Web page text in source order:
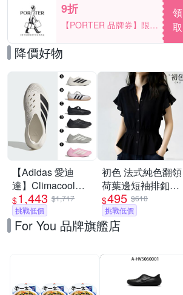
9折
【PORTER 品牌券】限時
領
取
降價好物
【Adidas 愛迪
達】Climacool科
技 PURECHILL 套
穿式設計 運動拖鞋
休閒鞋 運動鞋 男
$1,443 $1,717
挑戰低價
初色 法式純色翻領
荷葉邊短袖排釦收
腰襯衫上衣-黑
色-50612(M-2XL
可選)
$495 $618
挑戰低價
For You 品牌旗艦店